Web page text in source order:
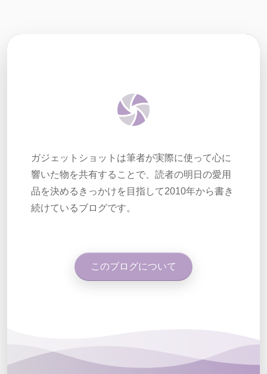
ガジェットショットは筆者が実際に使って心に
響いた物を共有することで、読者の明日の愛用
品を決めるきっかけを目指して2010年から書き
続けているブログです。
このブログについて